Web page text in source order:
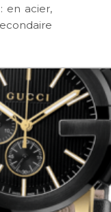
en acier,